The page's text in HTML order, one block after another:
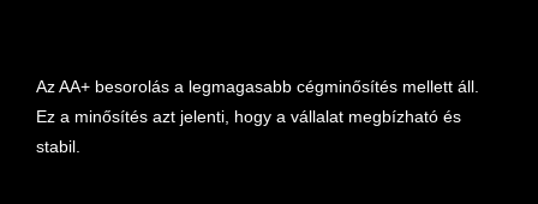
Az AA+ besorolás a legmagasabb cégminősítés mellett áll.
Ez a minősítés azt jelenti, hogy a vállalat megbízható és
stabil.